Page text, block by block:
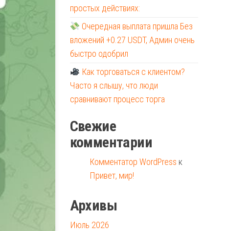
простых действиях:
Очередная выплата пришла Без
вложений +0.27 USDT, Админ очень
быстро одобрил
Как торговаться с клиентом?
Часто я слышу, что люди
сравнивают процесс торга
Свежие
комментарии
Комментатор WordPress к
Привет, мир!
Архивы
Июль 2026